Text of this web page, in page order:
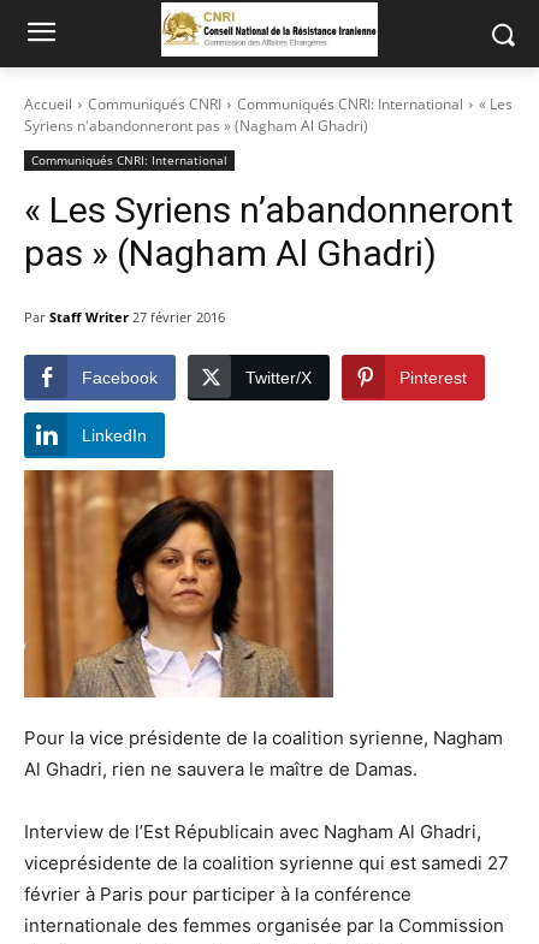
Accueil Communiqués CNRI Communiqués CNRI: International
« Les
Syriens n'abandonneront pas » (Nagham Al Ghadri)
Communiqués CNRI: International
« Les Syriens n’abandonneront
pas » (Nagham Al Ghadri)
Par Staff Writer 27 février 2016
Facebook Twitter/X Pinterest
LinkedIn
Pour la vice présidente de la coalition syrienne, Nagham
Al Ghadri, rien ne sauvera le maître de Damas.
Interview de l’Est Républicain avec Nagham Al Ghadri,
viceprésidente de la coalition syrienne qui est samedi 27
février à Paris pour participer à la conférence
internationale des femmes organisée par la Commission